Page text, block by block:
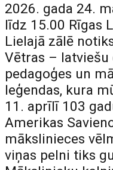
2026. gada 24.
līdz 15.00 Rīgas
Lielajā zālē
Vētras – latviešu
pedagoģes un
leģendas, kura
11. aprīlī 103
Amerikas
mākslinieces
viņas pelni tiks